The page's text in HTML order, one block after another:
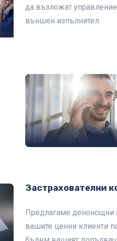
да възложат
външен изпълнител.
Застрахователни
Предлагаме денонощни
вашите ценни клиенти